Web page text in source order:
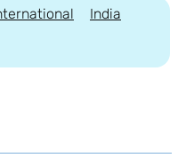
India